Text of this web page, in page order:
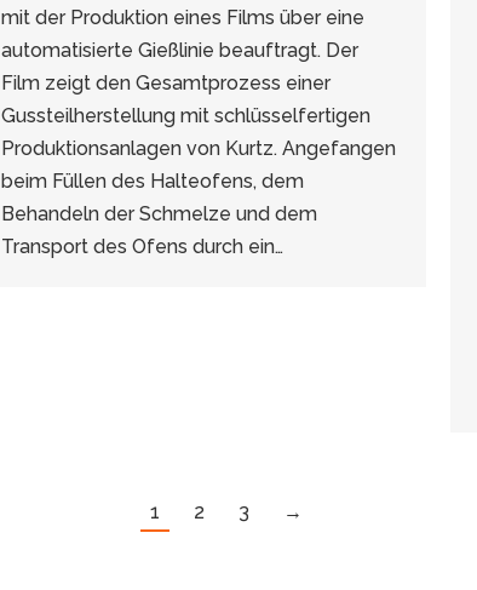
mit der Produktion eines Films über eine
automatisierte Gießlinie beauftragt. Der
Film zeigt den Gesamtprozess einer
Gussteilherstellung mit schlüsselfertigen
Produktionsanlagen von Kurtz. Angefangen
beim Füllen des Halteofens, dem
Behandeln der Schmelze und dem
Transport des Ofens durch ein…
1 2 3 →